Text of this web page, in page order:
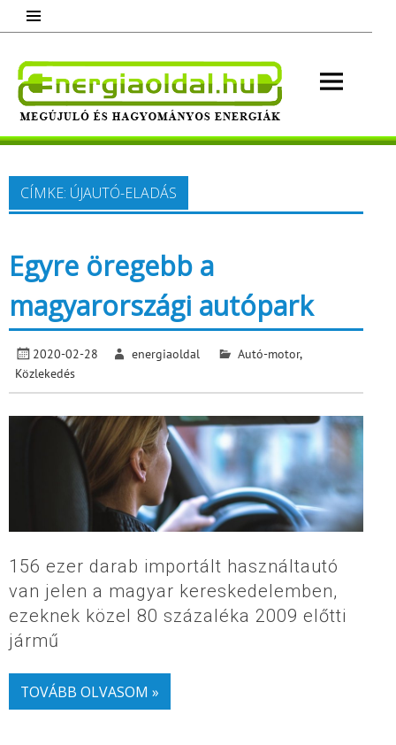
content
Megújuló és hagyományos energiák.
Minden, ami energia!
CÍMKE: ÚJAUTÓ-ELADÁS
Egyre öregebb a
magyarországi autópark
2020-02-28 energiaoldal Autó-motor,
Közlekedés
156 ezer darab importált használtautó
van jelen a magyar kereskedelemben,
ezeknek közel 80 százaléka 2009 előtti
jármű
TOVÁBB OLVASOM »